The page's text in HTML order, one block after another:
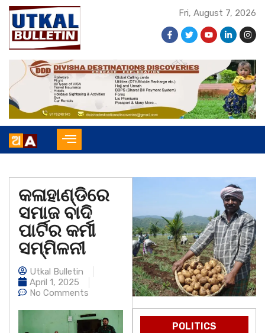
Fri, August 7, 2026
କଳାହାଣ୍ଡିରେ
ସମାଜ ବାଦି
ପାର୍ଟିର କର୍ମୀ
ସମ୍ମିଳନୀ
Utkal Bulletin
April 1, 2025
No Comments
POLITICS